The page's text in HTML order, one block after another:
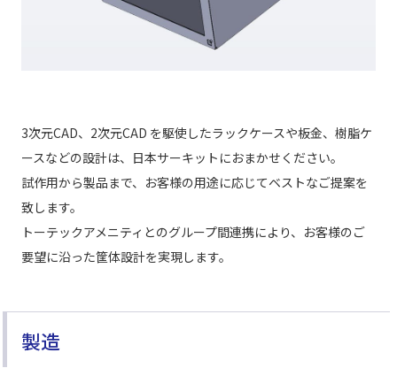
3次元CAD、2次元CAD を駆使したラックケースや板金、樹脂ケ
ースなどの設計は、日本サーキットにおまかせください。
試作用から製品まで、お客様の用途に応じてベストなご提案を
致します。
トーテックアメニティとのグループ間連携により、お客様のご
要望に沿った筐体設計を実現します。
製造